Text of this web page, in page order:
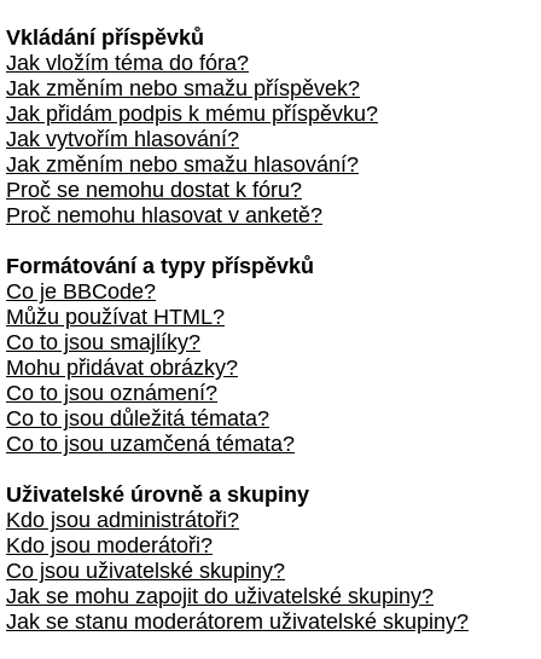
Vkládání příspěvků
Jak vložím téma do fóra?
Jak změním nebo smažu příspěvek?
Jak přidám podpis k mému příspěvku?
Jak vytvořím hlasování?
Jak změním nebo smažu hlasování?
Proč se nemohu dostat k fóru?
Proč nemohu hlasovat v anketě?
Formátování a typy příspěvků
Co je BBCode?
Můžu používat HTML?
Co to jsou smajlíky?
Mohu přidávat obrázky?
Co to jsou oznámení?
Co to jsou důležitá témata?
Co to jsou uzamčená témata?
Uživatelské úrovně a skupiny
Kdo jsou administrátoři?
Kdo jsou moderátoři?
Co jsou uživatelské skupiny?
Jak se mohu zapojit do uživatelské skupiny?
Jak se stanu moderátorem uživatelské skupiny?